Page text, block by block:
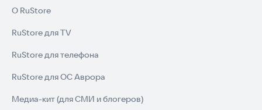
О RuStore
RuStore для TV
RuStore для телефона
RuStore для ОС Аврора
Медиа-кит (для СМИ и блогеров)